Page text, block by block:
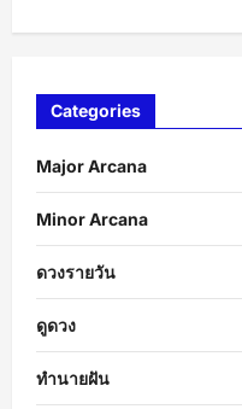
Categories
Major Arcana
Minor Arcana
ดวงรายวัน
ดูดวง
ทำนายฝัน